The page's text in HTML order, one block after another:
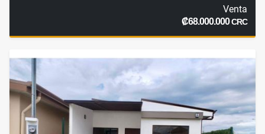
Venta
₡68.000.000CRC